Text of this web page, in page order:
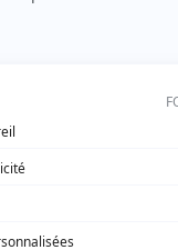
parfois
peut l’entendre régulièrement